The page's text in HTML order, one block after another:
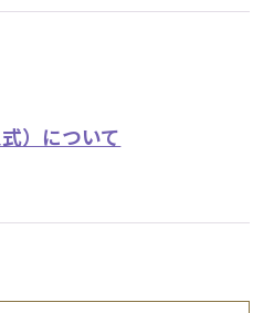
）について